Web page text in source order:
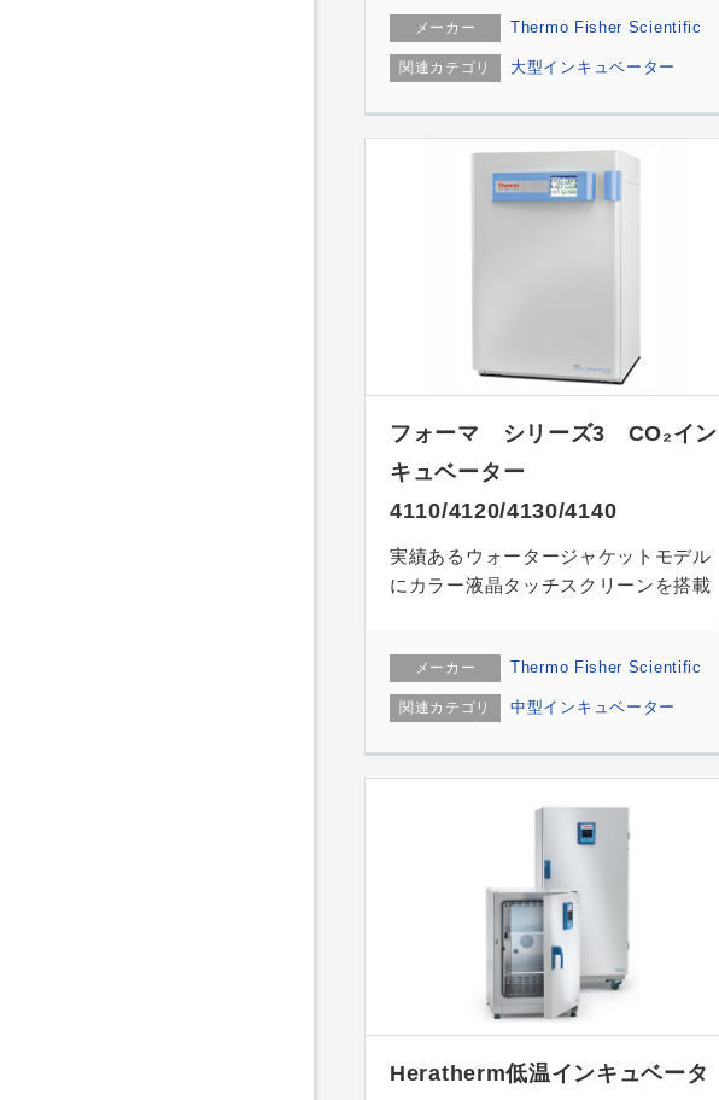
メーカー Thermo Fisher Scientific
関連カテゴリ 大型インキュベーター
フォーマ シリーズ3 CO₂イン
キュベーター
4110/4120/4130/4140
実績あるウォータージャケットモデル
にカラー液晶タッチスクリーンを搭載
メーカー Thermo Fisher Scientific
関連カテゴリ 中型インキュベーター
Heratherm低温インキュベータ